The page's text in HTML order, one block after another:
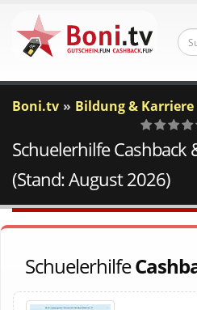
Boni.tv Bildung & Karriere
0
Votes
Schuelerhilfe Cashback
(Stand: August 2026)
Schuelerhilfe